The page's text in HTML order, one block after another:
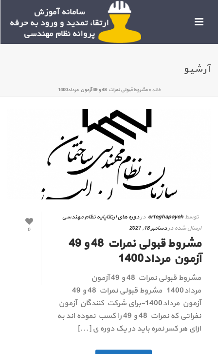
آرشیو
خانه »مشروط قبولی نمرات 48 و 49 آزمون مرداد1400
0
توسط erteghapayeh دردوره های ارتقاپایه نظام مهندسی
ارسال شده دردسامبر 18, 2021
مشروط قبولی نمرات 48 و 49
آزمون مرداد1400
مشروط قبولی نمرات 48 و 49 آزمون
مرداد1400 مشروط قبولی نمرات 48 و 49
آزمون مرداد1400-برای شرکت کنندگان آزمون
نفراتی که نمرات 48 و 49 را کسب نموده اند به
ازای هر کسر نمره باید در یک دوره ی [...]